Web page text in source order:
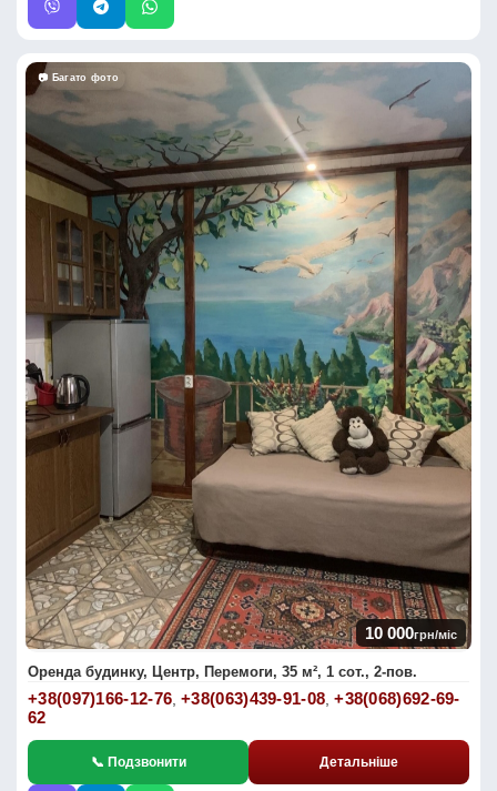
📷 Багато фото
10 000грн/міс
Оренда будинку, Центр, Перемоги, 35 м², 1 сот., 2-пов.
+38(097)166-12-76 ,+38(063)439-91-08 ,+38(068)692-69-
62
📞 Подзвонити Детальніше